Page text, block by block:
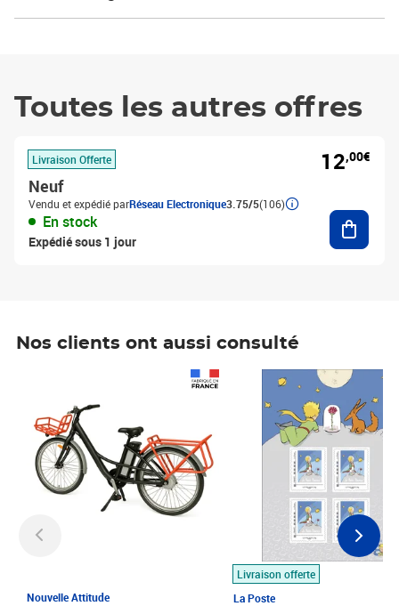
Toutes les autres offres
Livraison Offerte
Neuf
Vendu et expédié parRéseau Electronique3.75/5(106)
En stock
Expédié sous 1 jour
12,00€
Nos clients ont aussi consulté
Nouvelle Attitude
Livraison offerte
La Poste
Prix 7,50€